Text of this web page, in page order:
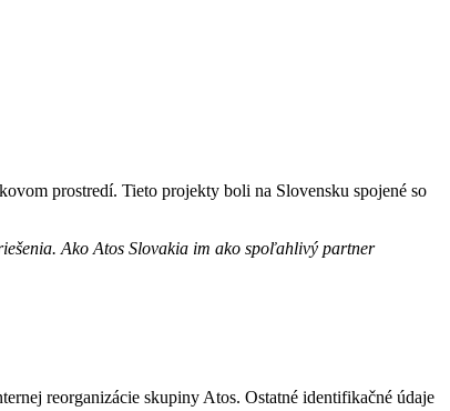
prostredí. Tieto projekty boli na Slovensku spojené so
Ako Atos Slovakia im ako spoľahlivý partner
reorganizácie skupiny Atos. Ostatné identifikačné údaje